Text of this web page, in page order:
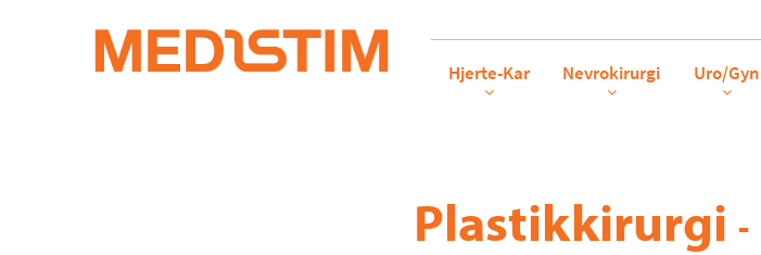
Medistim.noHjerte-Kar Nevrokirurgi Uro/Gyn
Plastikkirurgi -